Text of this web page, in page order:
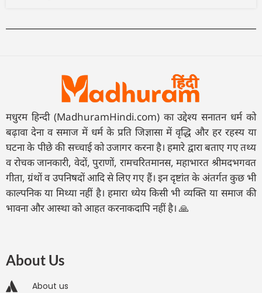
मधुरम हिन्दी (MadhuramHindi.com) का उद्देश्य सनातन धर्म को
बढ़ावा देना व समाज में धर्म के प्रति जिज्ञासा में वृद्धि और हर रहस्य या
घटना के पीछे की सच्चाई को उजागर करना है। हमारे द्वारा बताए गए तथ्य
व रोचक जानकारी, वेदों, पुराणों, रामचरितमानस, महाभारत श्रीमदभगवत
गीता, ग्रंथों व उपनिषदों आदि से लिए गए हैं। इन दृष्टांत के अंतर्गत कुछ भी
काल्पनिक या मिथ्या नहीं है। हमारा ध्येय किसी भी व्यक्ति या समाज की
भावना और आस्था को आहत करनाकदापि नहीं है। 🙏
About Us
About us